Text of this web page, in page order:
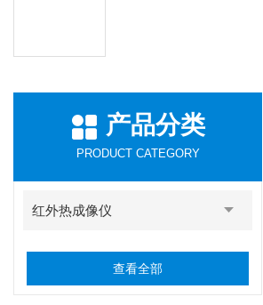
产品分类
PRODUCT CATEGORY
红外热成像仪
查看全部